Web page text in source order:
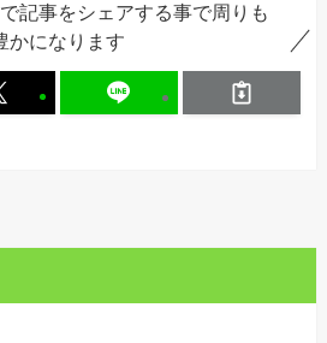
記事をシェアする事で周りも
かになります